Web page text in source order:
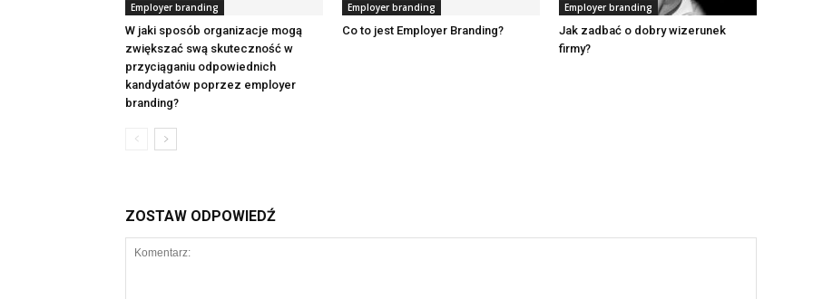
Employer branding
W jaki sposób organizacje mogą
zwiększać swą skuteczność w
przyciąganiu odpowiednich
kandydatów poprzez employer
branding?
Employer branding
Co to jest Employer Branding?
Employer branding
Jak zadbać o dobry wizerunek
firmy?
ZOSTAW ODPOWIEDŹ